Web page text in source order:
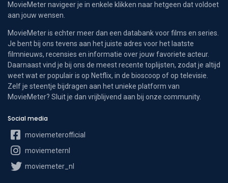
MovieMeter navigeer je in enkele klikken naar hetgeen dat voldoet
aan jouw wensen.
MovieMeter is echter meer dan een databank voor films en series.
Je bent bij ons tevens aan het juiste adres voor het laatste
filmnieuws, recensies en informatie over jouw favoriete acteur.
Daarnaast vind je bij ons de meest recente toplijsten, zodat je altijd
weet wat er populair is op Netflix, in de bioscoop of op televisie.
Zelf je steentje bijdragen aan het unieke platform van
MovieMeter? Sluit je dan vrijblijvend aan bij onze community.
Social media
moviemeterofficial
moviemeternl
moviemeter_nl